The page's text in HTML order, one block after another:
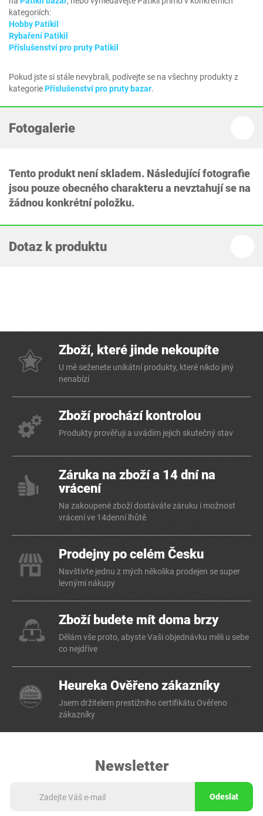
kategoriích:
Hobby Patikil
Rybaření Patikil
Příslušenství pro pruty Patikil
Pokud jste si stále nevybrali, podívejte se na všechny produkty z
kategoriePříslušenství pro pruty bazar.
Fotogalerie
Tento produkt není skladem. Následující fotografie
jsou pouze obecného charakteru a nevztahují se na
žádnou konkrétní položku.
Dotaz k produktu
Zboží, které jinde nekoupíte
U mě seženete unikátní produkty, které nikdo jiný
nenabízí
Zboží prochází kontrolou
Produkty prověřuji a uvádím jejich skutečný stav
Záruka na zboží a 14 dní na
vrácení
Na zakoupené zboží dostáváte záruku i možnost
vrácení ve 14denní lhůtě
Prodejny po celém Česku
Navštivte jednu z mých několika prodejen se super
levnými nákupy
Zboží budete mít doma brzy
Dělám vše proto, abyste Vaši objednávku měli u sebe
co nejdříve
Heureka Ověřeno zákazníky
Jsem držitelem prestižního certifikátu Ověřeno
zákazníky
Newsletter
Odeslat